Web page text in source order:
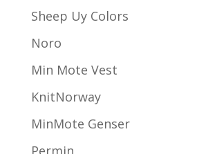
Sheep Uy Colors
Noro
Min Mote Vest
KnitNorway
MinMote Genser
Permin